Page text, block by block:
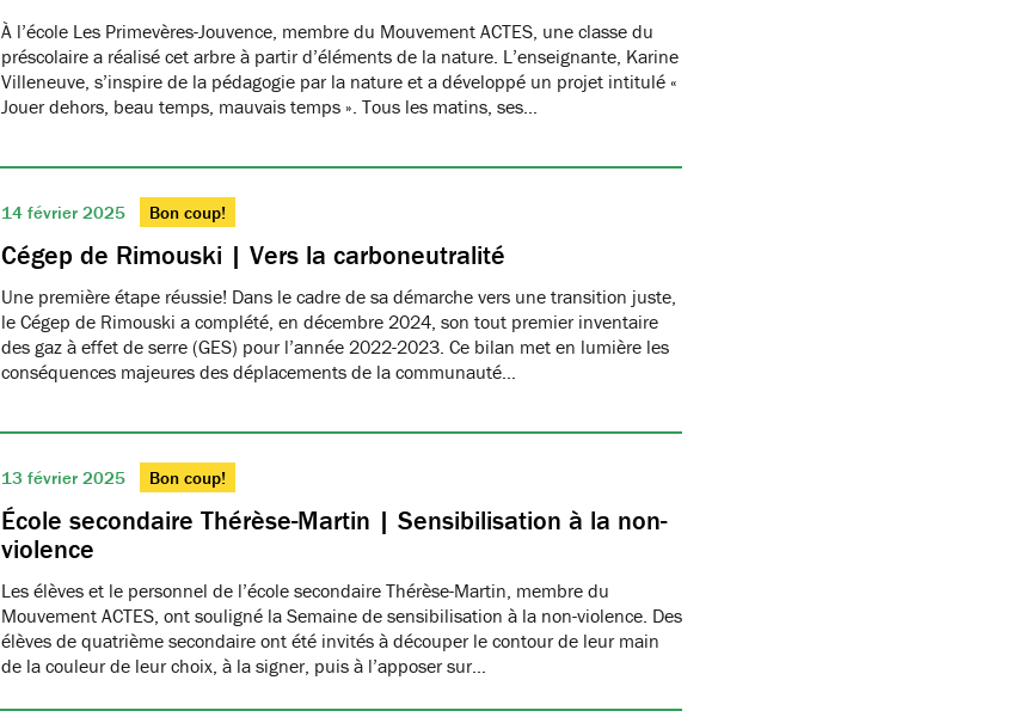
À l’école Les Primevères-Jouvence, membre du Mouvement ACTES, une classe du
préscolaire a réalisé cet arbre à partir d’éléments de la nature. L’enseignante, Karine
Villeneuve, s’inspire de la pédagogie par la nature et a développé un projet intitulé «
Jouer dehors, beau temps, mauvais temps ». Tous les matins, ses…
14 février 2025 Bon coup!
Cégep de Rimouski | Vers la carboneutralité
Une première étape réussie! Dans le cadre de sa démarche vers une transition juste,
le Cégep de Rimouski a complété, en décembre 2024, son tout premier inventaire
des gaz à effet de serre (GES) pour l’année 2022-2023. Ce bilan met en lumière les
conséquences majeures des déplacements de la communauté…
13 février 2025 Bon coup!
École secondaire Thérèse-Martin | Sensibilisation à la non-
violence
Les élèves et le personnel de l’école secondaire Thérèse-Martin, membre du
Mouvement ACTES, ont souligné la Semaine de sensibilisation à la non-violence. Des
élèves de quatrième secondaire ont été invités à découper le contour de leur main
de la couleur de leur choix, à la signer, puis à l’apposer sur…